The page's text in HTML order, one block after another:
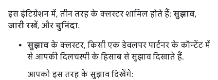
इस इंटिग्रेशन में, तीन तरह के क्लस्टर शामिल होते हैं: सुझाव,
जारी रखें, और चुनिंदा.
सुझाव के क्लस्टर, किसी एक डेवलपर पार्टनर के कॉन्टेंट में
से आपकी दिलचस्पी के हिसाब से सुझाव दिखाते हैं.
आपको इस तरह के सुझाव दिखेंगे: